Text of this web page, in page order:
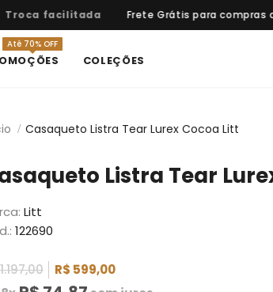
Troca facilitada Frete Grátis para compras
Até 70% OFF
COLEÇÕES
Casaqueto Listra Tear Lurex Cocoa Litt
Listra Tear
Litt
122690
R$ 599,00